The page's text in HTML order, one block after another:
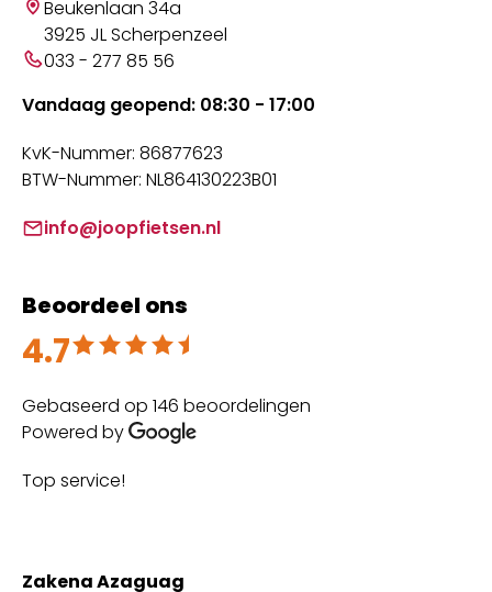
Beukenlaan 34a
3925 JL Scherpenzeel
033 - 277 85 56
Vandaag geopend: 08:30 - 17:00
KvK-Nummer: 86877623
BTW-Nummer: NL864130223B01
info@joopfietsen.nl
Beoordeel ons
4.7
Beoordeeld met 4.7 uit 5
Gebaseerd op 146 beoordelingen
Powered by
Top service!
Zakena Azaguag